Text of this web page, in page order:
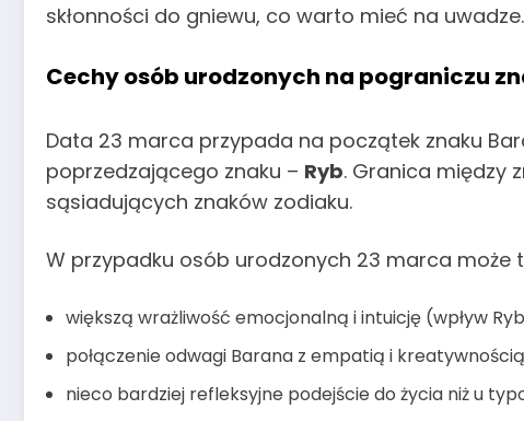
skłonności do gniewu, co warto mieć na uwadze.
Cechy osób urodzonych na pograniczu
Data 23 marca przypada na początek znaku
poprzedzającego znaku – Ryb. Granica między
sąsiadujących znaków zodiaku.
W przypadku osób urodzonych 23 marca może
większą wrażliwość emocjonalną i intuicję (wpływ
połączenie odwagi Barana z empatią i
nieco bardziej refleksyjne podejście do życia niż u